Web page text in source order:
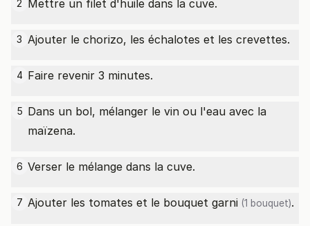
2 Mettre un filet d'huile dans la cuve.
3 Ajouter le chorizo, les échalotes et les crevettes.
4 Faire revenir 3 minutes.
5 Dans un bol, mélanger le vin ou l'eau avec la
maïzena.
6 Verser le mélange dans la cuve.
7 Ajouter les tomates et le bouquet garni (1 bouquet).